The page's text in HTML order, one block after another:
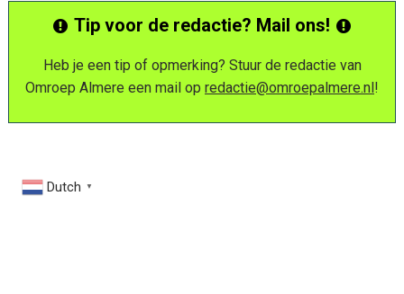
Tip voor de redactie? Mail ons!
Heb je een tip of opmerking? Stuur de redactie van
Omroep Almere een mail op redactie@omroepalmere.nl!
Dutch ▼